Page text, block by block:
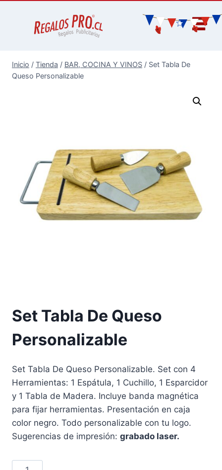
Inicio / Tienda / BAR, COCINA Y VINOS / Set Tabla De
Queso Personalizable
Set Tabla De Queso
Personalizable
Set Tabla De Queso Personalizable. Set con 4
Herramientas: 1 Espátula, 1 Cuchillo, 1 Esparcidor
y 1 Tabla de Madera. Incluye banda magnética
para fijar herramientas. Presentación en caja
color negro. Todo personalizable con tu logo.
Sugerencias de impresión: grabado laser.